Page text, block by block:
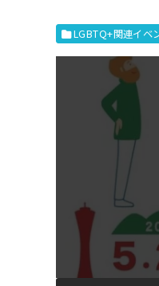
LGBTQ+関連イベ